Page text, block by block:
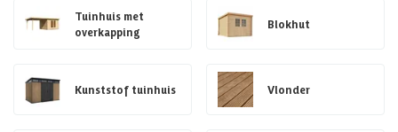
Tuinhuis met
overkapping
Blokhut
Kunststof tuinhuis Vlonder